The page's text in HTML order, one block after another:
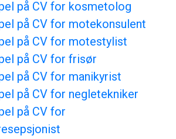
på CV for kosmetolog
på CV for motekonsulent
på CV for motestylist
på CV for frisør
på CV for manikyrist
på CV for negletekniker
på CV for